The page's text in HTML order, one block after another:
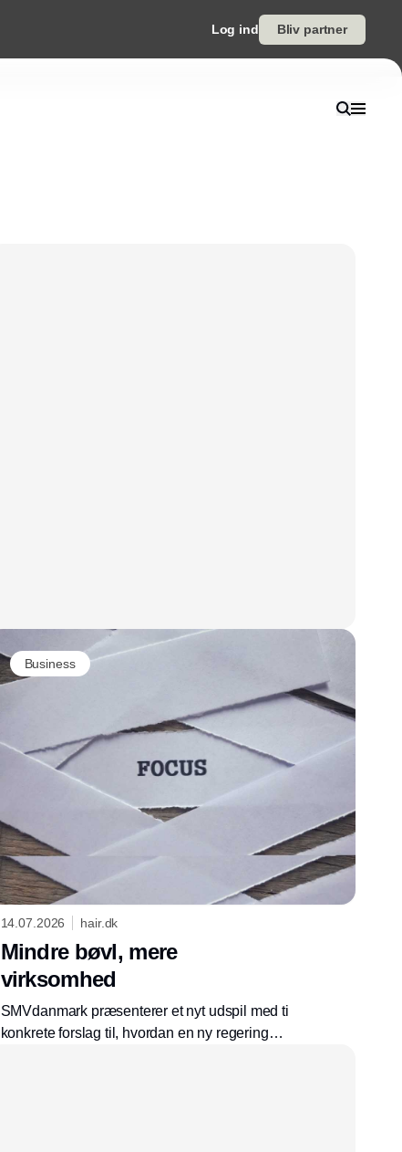
Log ind Bliv partner
Business
14.07.2026 hair.dk
Mindre bøvl, mere
virksomhed
SMVdanmark præsenterer et nyt udspil med ti
konkrete forslag til, hvordan en ny regering